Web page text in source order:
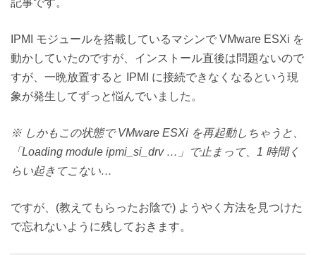
記事です。
IPMI モジュールを搭載しているマシンで VMware ESXi を
動かしていたのですが、インストール直後は問題ないので
すが、一晩放置すると IPMI に接続できなくなるという現
象が発生してずっと悩んでいました。
※ しかもこの状態で VMware ESXi を再起動しちゃうと、
「Loading module ipmi_si_drv …」で止まって、1 時間く
らい起きてこない…
ですが、(教えてもらったお陰で) ようやく方法を見つけた
で忘れないように残しておきます。